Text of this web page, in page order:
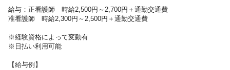
給与：正看護師 時給2,500円～2,700円＋通勤交通費
准看護師 時給2,300円～2,500円＋通勤交通費
※経験資格によって変動有
※日払い利用可能
【給与例】